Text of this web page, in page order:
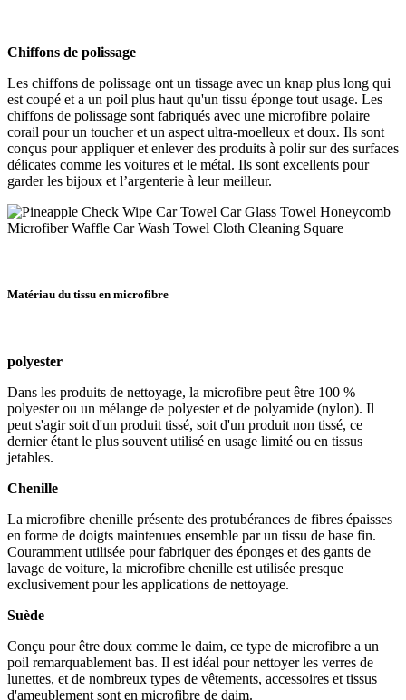
Chiffons de polissage
Les chiffons de polissage ont un tissage avec un knap plus long qui
est coupé et a un poil plus haut qu'un tissu éponge tout usage. Les
chiffons de polissage sont fabriqués avec une microfibre polaire
corail pour un toucher et un aspect ultra-moelleux et doux. Ils sont
conçus pour appliquer et enlever des produits à polir sur des surfaces
délicates comme les voitures et le métal. Ils sont excellents pour
garder les bijoux et l’argenterie à leur meilleur.
Matériau du tissu en microfibre
polyester
Dans les produits de nettoyage, la microfibre peut être 100 %
polyester ou un mélange de polyester et de polyamide (nylon). Il
peut s'agir soit d'un produit tissé, soit d'un produit non tissé, ce
dernier étant le plus souvent utilisé en usage limité ou en tissus
jetables.
Chenille
La microfibre chenille présente des protubérances de fibres épaisses
en forme de doigts maintenues ensemble par un tissu de base fin.
Couramment utilisée pour fabriquer des éponges et des gants de
lavage de voiture, la microfibre chenille est utilisée presque
exclusivement pour les applications de nettoyage.
Suède
Conçu pour être doux comme le daim, ce type de microfibre a un
poil remarquablement bas. Il est idéal pour nettoyer les verres de
lunettes, et de nombreux types de vêtements, accessoires et tissus
d'ameublement sont en microfibre de daim.